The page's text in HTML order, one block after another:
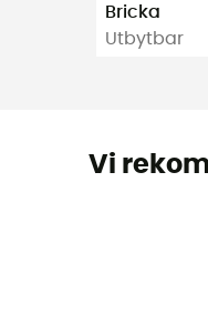
Bricka
Utbytbar
Vi